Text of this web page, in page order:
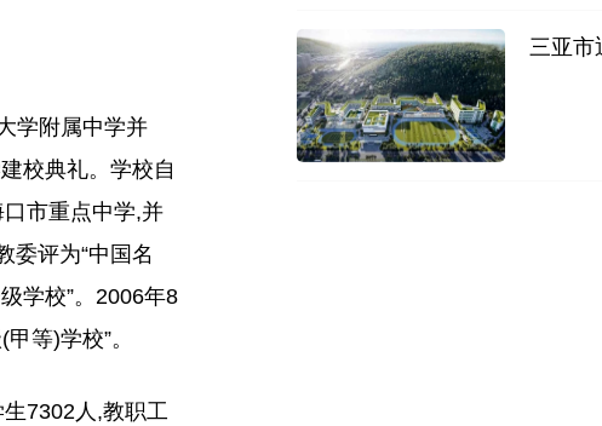
学附属中学并
校典礼。学校自
市重点中学,并
委评为“中国名
学校”。2006年8
等)学校”。
7302人,教职工
三亚市